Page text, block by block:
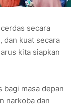
secara
dan kuat secara
kita siapkan
bagi masa depan
narkoba dan